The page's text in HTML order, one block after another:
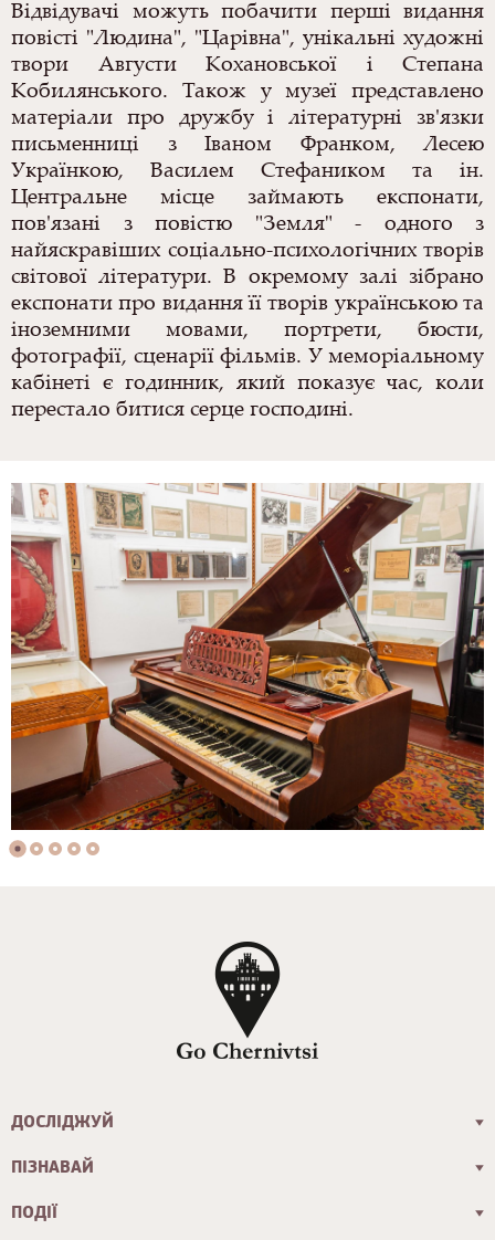
Відвідувачі можуть побачити перші видання
повісті "Людина", "Царівна", унікальні художні
твори Августи Кохановської і Степана
Кобилянського. Також у музеї представлено
матеріали про дружбу і літературні зв'язки
письменниці з Іваном Франком, Лесею
Українкою, Василем Стефаником та ін.
Центральне місце займають експонати,
пов'язані з повістю "Земля" - одного з
найяскравіших соціально-психологічних творів
світової літератури. В окремому залі зібрано
експонати про видання її творів українською та
іноземними мовами, портрети, бюсти,
фотографії, сценарії фільмів. У меморіальному
кабінеті є годинник, який показує час, коли
перестало битися серце господині.
ДОСЛІДЖУЙ
ПІЗНАВАЙ
ПОДІЇ